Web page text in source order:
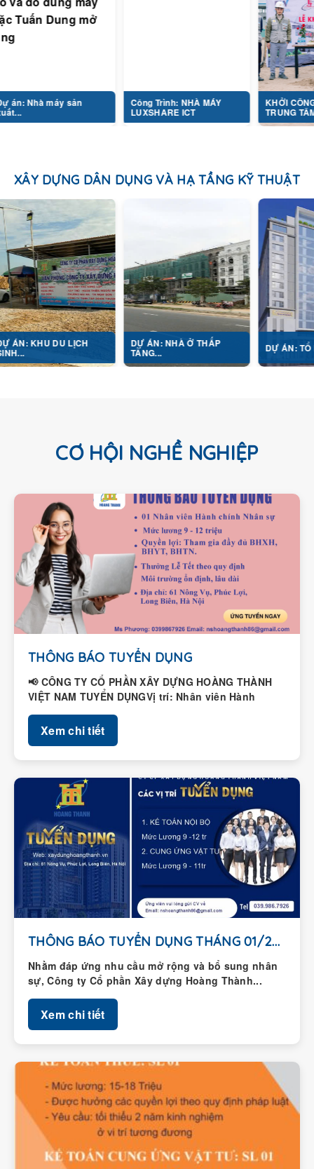
LUXSHARE ICT
KHỞI CÔNG DỰ ÁN
TRUNG TÂM...
DU LỊCH DỰ ÁN: NHÀ Ở THẤP
TẦNG... DỰ ÁN: TỔ HỢP Y
CƠ HỘI NGHỀ NGHIỆP
THÔNG BÁO TUYỂN DỤNG
📢 CÔNG TY CỔ PHẦN XÂY DỰNG HOÀNG THÀNH
VIỆT NAM TUYỂN DỤNGVị trí: Nhân viên Hành
chính – Nhân...
Xem chi tiết
THÔNG BÁO TUYỂN DỤNG THÁNG 01/2026
Nhằm đáp ứng nhu cầu mở rộng và bổ sung nhân
sự, Công ty Cổ phần Xây dựng Hoàng Thành...
Xem chi tiết